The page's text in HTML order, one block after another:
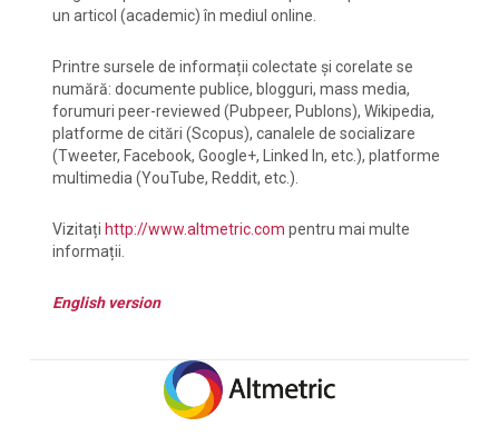
un articol (academic) în mediul online.
Printre sursele de informații colectate și corelate se
numără: documente publice, blogguri, mass media,
forumuri peer-reviewed (Pubpeer, Publons), Wikipedia,
platforme de citări (Scopus), canalele de socializare
(Tweeter, Facebook, Google+, Linked In, etc.), platforme
multimedia (YouTube, Reddit, etc.).
Vizitați http://www.altmetric.com pentru mai multe
informații.
English version